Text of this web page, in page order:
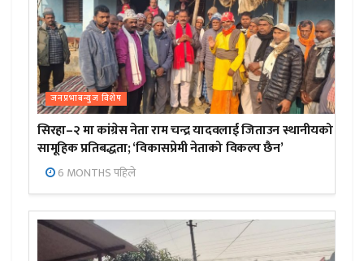
जनप्रभाबन्युज विशेष
सिरहा–२ मा कांग्रेस नेता राम चन्द्र यादवलाई जिताउन स्थानीयको
सामूहिक प्रतिबद्धता; ‘विकासप्रेमी नेताको विकल्प छैन’
6 MONTHS पहिले